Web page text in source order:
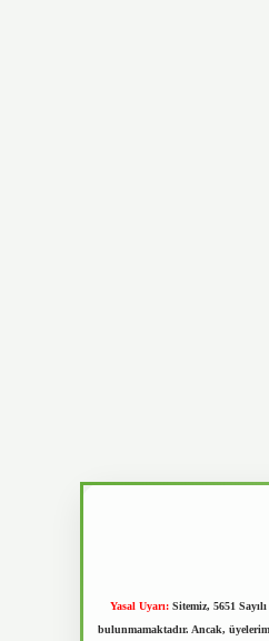
Yasal Uyarı: Sitemiz, 5651
bulunmamaktadır. Ancak,